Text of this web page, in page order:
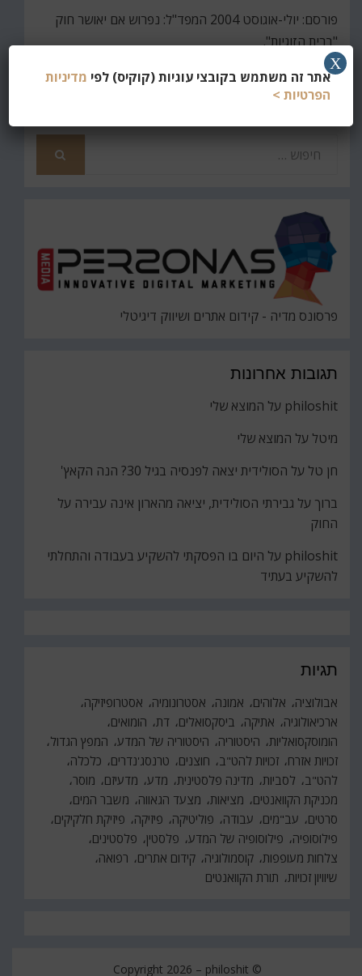
פורסם: יולי-אוגוסט 2004 המפד"ל: נפרוש אם יאושר חוק
"ברית הזוגיות".
קרא עוד
פרסונס מדיה - קידום אתרים ושיווק דיגיטלי
תגובות אחרונות
philoshit על המוצא שלי
מיטל על המוצא שלי
חן טל על הסולידית יצאה לפנסיה בגיל 30? הנה הקאץ'
ברוך על גבירתי הסולידית, יציאה מהארון אינה עבירה על
החוק
philoshit על היום בו הפסקתי להשקיע בעבודה והתחלתי
להשקיע בעתיד
תגיות
אבולוציה אלוהים אמונה אסטרונומיה
אסטרופיזיקה
ארכיאולוגיה
אתיקה ביסקסואלים דת הומואים
הומוסקסואליות היסטוריה היסטוריה של המדע המפץ הגדול
זכויות אזרח זכויות להט"ב חוצנים טרנסג'נדרים
כלכלה
להט"ב
לסביות מדינה פלסטינית מדע מדעיזם
מוסר
מכניקת הקוואנטים
מציאות מצעד הגאווה
משבר המים
סרטים
עב"מים עבודה פוליטיקה פיזיקה
פיזיקת חלקיקים
פילוסופיה
פילוסופיה של המדע פלסטין פלסטינים
צלחות מעופפות קוסמולוגיה קידום אתרים
רפואה
שיוויון זכויות תורת הקוואנטים
© Copyright 2026 –
philoshit
אתר זה משתמש בקובצי עוגיות (קוקיס) לפי מדיניות
הפרטיות >
X